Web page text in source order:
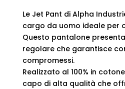
Le Jet Pant di Alpha
cargo da uomo ideale per
Questo pantalone
regolare che garantisce
compromessi.
Realizzato al 100% in
capo di alta qualità che